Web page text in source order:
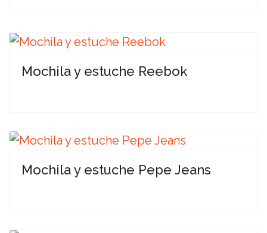
Mochila y estuche Reebok
Mochila y estuche Pepe Jeans